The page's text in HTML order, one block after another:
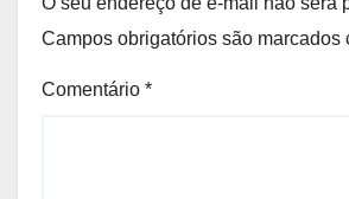
Campos obrigatórios são marcados
Comentário *